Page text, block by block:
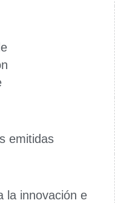
emitidas
la innovación e